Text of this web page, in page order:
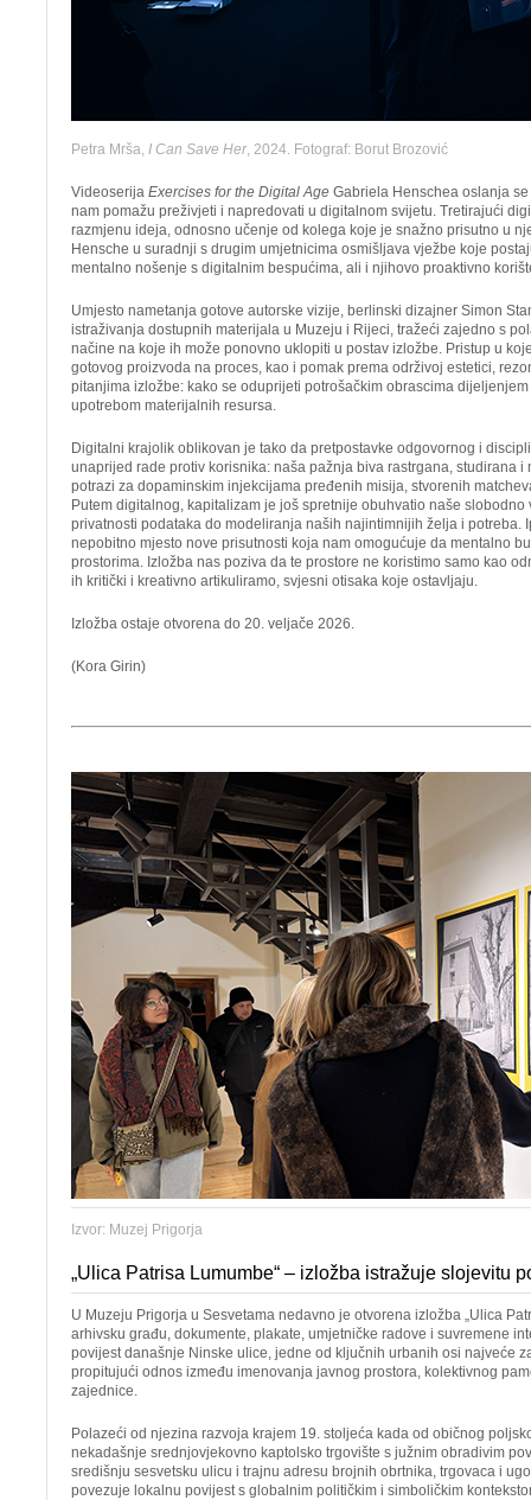
Petra Mrša, I Can Save Her, 2024. Fotograf: Borut Brozović
Videoserija Exercises for the Digital Age Gabriela Henschea oslanja se
nam pomažu preživjeti i napredovati u digitalnom svijetu. Tretirajući
razmjenu ideja, odnosno učenje od kolega koje je snažno prisutno u
Hensche u suradnji s drugim umjetnicima osmišljava vježbe koje
mentalno nošenje s digitalnim bespućima, ali i njihovo proaktivno
Umjesto nametanja gotove autorske vizije, berlinski dizajner Simon
istraživanja dostupnih materijala u Muzeju i Rijeci, tražeći zajedno s
načine na koje ih može ponovno uklopiti u postav izložbe. Pristup u
gotovog proizvoda na proces, kao i pomak prema održivoj estetici,
pitanjima izložbe: kako se oduprijeti potrošačkim obrascima
upotrebom materijalnih resursa.
Digitalni krajolik oblikovan je tako da pretpostavke odgovornog i
unaprijed rade protiv korisnika: naša pažnja biva rastrgana, studirana i
potrazi za dopaminskim injekcijama pređenih misija, stvorenih
Putem digitalnog, kapitalizam je još spretnije obuhvatio naše slobodno
privatnosti podataka do modeliranja naših najintimnijih želja i potreba.
nepobitno mjesto nove prisutnosti koja nam omogućuje da mentalno
prostorima. Izložba nas poziva da te prostore ne koristimo samo kao
ih kritički i kreativno artikuliramo, svjesni otisaka koje ostavljaju.
Izložba ostaje otvorena do 20. veljače 2026.
(Kora Girin)
Izvor: Muzej Prigorja
„Ulica Patrisa Lumumbe“ – izložba istražuje slojevitu
U Muzeju Prigorja u Sesvetama nedavno je otvorena izložba „Ulica
arhivsku građu, dokumente, plakate, umjetničke radove i suvremene
povijest današnje Ninske ulice, jedne od ključnih urbanih osi najveće
propitujući odnos između imenovanja javnog prostora, kolektivnog
zajednice.
Polazeći od njezina razvoja krajem 19. stoljeća kada od običnog
nekadašnje srednjovjekovno kaptolsko trgovište s južnim obradivim
središnju sesvetsku ulicu i trajnu adresu brojnih obrtnika, trgovaca i
povezuje lokalnu povijest s globalnim političkim i simboličkim